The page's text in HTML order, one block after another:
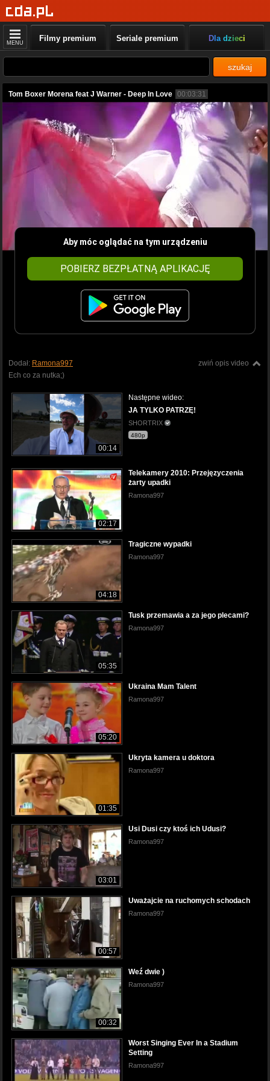
MENU Filmy premium Seriale premium Dla dzieci
szukaj
Tom Boxer Morena feat J Warner - Deep In Love 00:03:31
Aby móc oglądać na tym urządzeniu
POBIERZ BEZPŁATNĄ APLIKACJĘ
zwiń opis video
Dodał: Ramona997
Ech co za nutka;)
00:14
Następne wideo:
JA TYLKO PATRZĘ!
SHORTRIX
480p
02:17
Telekamery 2010: Przejęzyczenia
żarty upadki
Ramona997
04:18
Tragiczne wypadki
Ramona997
05:35
Tusk przemawia a za jego plecami?
Ramona997
05:20
Ukraina Mam Talent
Ramona997
01:35
Ukryta kamera u doktora
Ramona997
03:01
Usi Dusi czy ktoś ich Udusi?
Ramona997
00:57
Uważajcie na ruchomych schodach
Ramona997
00:32
Weź dwie )
Ramona997
Worst Singing Ever In a Stadium
Setting
Ramona997